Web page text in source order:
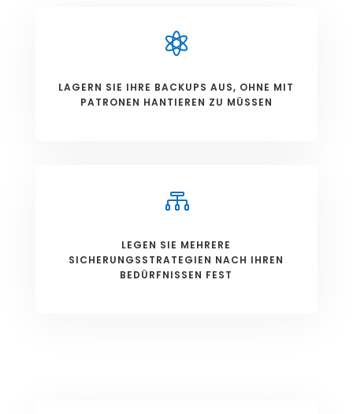

LAGERN SIE IHRE BACKUPS AUS, OHNE MIT
PATRONEN HANTIEREN ZU MÜSSEN

LEGEN SIE MEHRERE
SICHERUNGSSTRATEGIEN NACH IHREN
BEDÜRFNISSEN FEST